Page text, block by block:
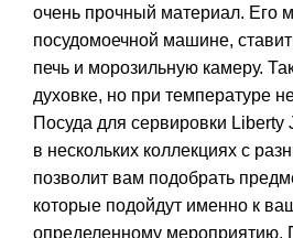
очень прочный материал. Его
посудомоечной машине,
печь и морозильную камеру.
духовке, но при температуре
Посуда для сервировки Liberty
в нескольких коллекциях с
позволит вам подобрать
которые подойдут именно к
определенному мероприятию.